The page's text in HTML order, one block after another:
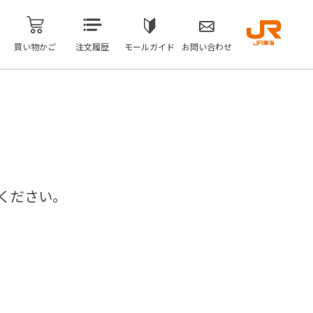
買い物かご 注文履歴 モールガイド お問い合わせ
さい。